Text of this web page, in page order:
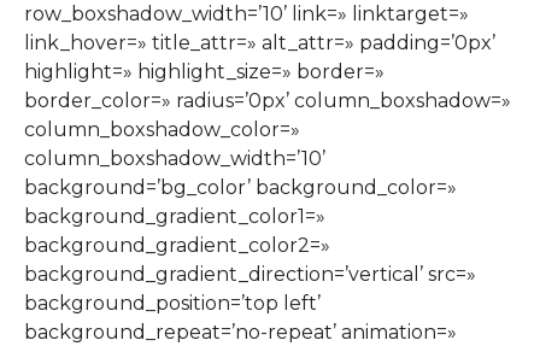
row_boxshadow_width=’10’ link=» linktarget=»
link_hover=» title_attr=» alt_attr=» padding=’0px’
highlight=» highlight_size=» border=»
border_color=» radius=’0px’ column_boxshadow=»
column_boxshadow_color=»
column_boxshadow_width=’10’
background=’bg_color’ background_color=»
background_gradient_color1=»
background_gradient_color2=»
background_gradient_direction=’vertical’ src=»
background_position=’top left’
background_repeat=’no-repeat’ animation=»